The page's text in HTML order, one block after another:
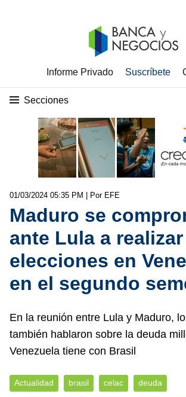
Informe Privado Suscríbete
Secciones
01/03/2024 05:35 PM | Por EFE
Maduro se
ante Lula a realizar
elecciones en
en el segundo
En la reunión entre Lula y Maduro,
también hablaron sobre la deuda
Venezuela tiene con Brasil
Actualidad brasil celac deuda